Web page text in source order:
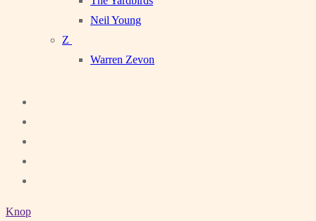
Neil Young
Z
Warren Zevon
Knop